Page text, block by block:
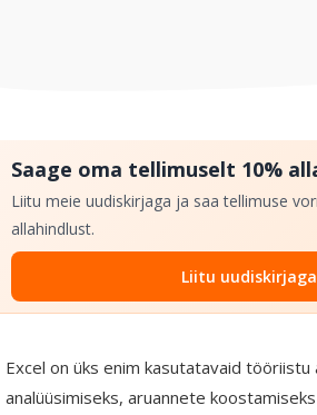
Saage oma tellimuselt 10%
Liitu meie uudiskirjaga ja saa tellimuse
allahindlust.
Liitu uudiskirjaga
Excel on üks enim kasutatavaid tööriistu
analüüsimiseks, aruannete